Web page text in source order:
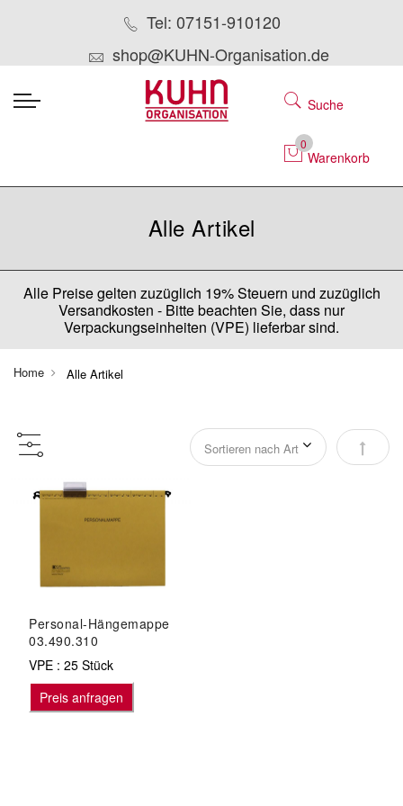
Tel: 07151-910120
shop@KUHN-Organisation.de
Suche
0
Warenkorb
Alle Artikel
Alle Preise gelten zuzüglich 19% Steuern und zuzüglich
Versandkosten - Bitte beachten Sie, dass nur
Verpackungseinheiten (VPE) lieferbar sind.
Home Alle Artikel
Personal-Hängemappe
03.490.310
VPE : 25 Stück
Preis anfragen